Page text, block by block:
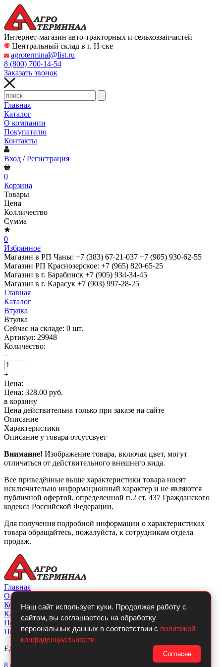
Интернет-магазин авто-тракторных и сельхоззапчастей
Центральный склад в г. Н-ске
agroterminal@list.ru
8 (800) 700-14-54
Заказать звонок
Главная
Каталог
О компании
Покупателю
Контакты
Вход /Регистрация
0
Корзина
Товары
Цена
Колличество
Сумма
0
Избранное
Магазин в РП Чаны: +7 (383) 67-21-037 +7 (905) 930-62-55
Магазин РП Краснозерское: +7 (965) 820-65-25
Магазин в г. Барабинск +7 (905) 934-34-45
Магазин в г. Карасук +7 (903) 997-28-25
Главная
Каталог
Втулка
Втулка
Сейчас на складе: 0 шт.
Артикул: 29948
Количество:
−
+
Цена:
Цена: 328.00 руб.
в корзину
Цена действительна только при заказе на сайте
Описание
Характеристики
Описание у товара отсутсвует
Внимание! Изображение товара, включая цвет, могут
отличаться от действительного внешнего вида.
Все приведённые выше характеристики товара носят
исключительно информационный характер и не являются
публичной офертой, определенной п.2 ст. 437 Гражданского
кодекса Российской Федерации.
Для получения подробной информации о характеристиках
товара обращайтесь, пожалуйста, к сотрудникам отдела
продаж.
Наш сайт использует куки. Продолжая работу с
сайтом, вы соглашаетесь на обработку
персональных данных в соответствии с политикой
конфиденциальности
Согласен
Главная
О компании
Контакты
Каталог
Покупателю
Политикой конфиденциальности
Единый телефон:
8 (800)